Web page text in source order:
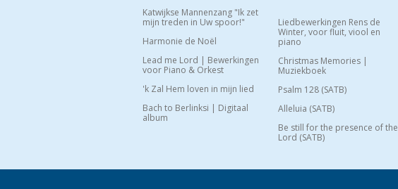
Katwijkse Mannenzang "Ik zet
mijn treden in Uw spoor!"
Harmonie de Noël
Lead me Lord | Bewerkingen
voor Piano & Orkest
'k Zal Hem loven in mijn lied
Bach to Berlinksi | Digitaal
album
Liedbewerkingen Rens de
Winter, voor fluit, viool en
piano
Christmas Memories |
Muziekboek
Psalm 128 (SATB)
Alleluia (SATB)
Be still for the presence of the
Lord (SATB)